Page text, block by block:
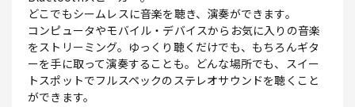
どこでもシームレスに音楽を聴き、演奏ができます。
コンピュータやモバイル・デバイスからお気に入りの音楽
をストリーミング。ゆっくり聴くだけでも、もちろんギタ
ーを手に取って演奏することも。どんな場所でも、スイー
トスポットでフルスペックのステレオサウンドを聴くこと
ができます。